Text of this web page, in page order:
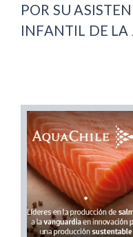
POR SU
INFANTIL DE